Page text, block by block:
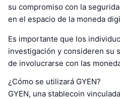
su compromiso con la
en el espacio de la moneda
Es importante que los
investigación y consideren su
de involucrarse con las
¿Cómo se utilizará GYEN?
GYEN, una stablecoin